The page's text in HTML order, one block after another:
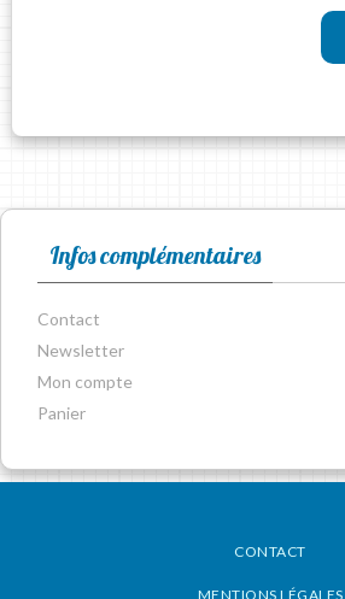
Infos complémentaires
Contact
Newsletter
Mon compte
Panier
CONTACT
MENTIONS LÉGALES